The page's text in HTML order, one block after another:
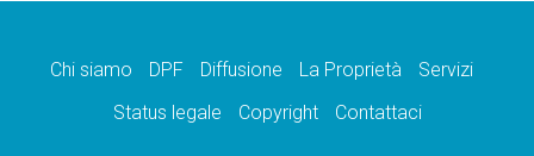
Chi siamo DPF Diffusione La Proprietà
Servizi
Status legale
Copyright Contattaci